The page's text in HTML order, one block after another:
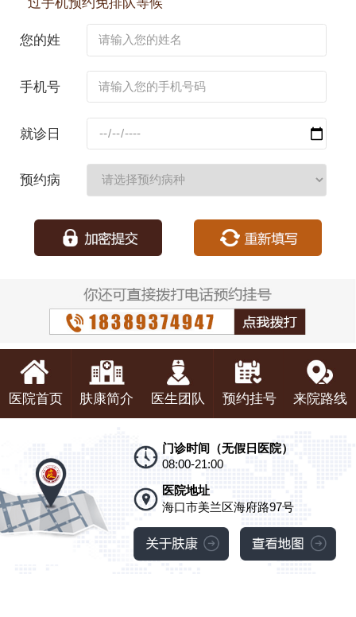
您的姓
手机号
就诊日
预约病
医院首页 肤康简介 医生团队 预约挂号 来院路线
门诊时间（无假日医院）
08:00-21:00
医院地址
海口市美兰区海府路97号